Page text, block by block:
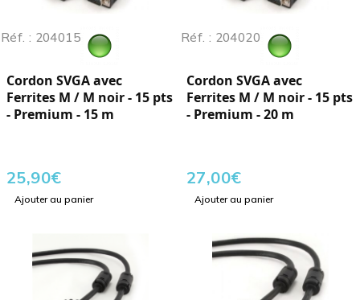
Réf. : 204015
Cordon SVGA avec
Ferrites M / M noir - 15 pts
- Premium - 15 m
25,90€
Ajouter au panier
Réf. : 204020
Cordon SVGA avec
Ferrites M / M noir - 15 pts
- Premium - 20 m
27,00€
Ajouter au panier